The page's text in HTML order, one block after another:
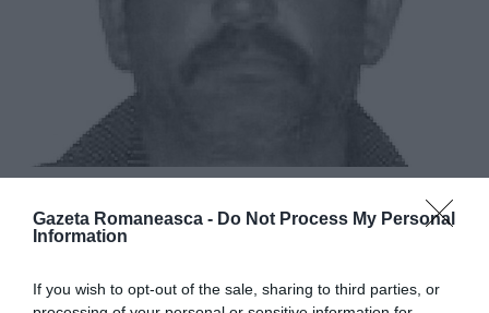
Gazeta Romaneasca - Do Not Process My Personal
Information
If you wish to opt-out of the sale, sharing to third parties, or
CITEȘTE ȘI:
arestat în România